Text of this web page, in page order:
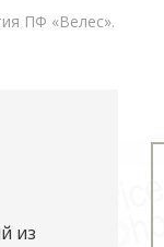
ПФ «Велес».
из